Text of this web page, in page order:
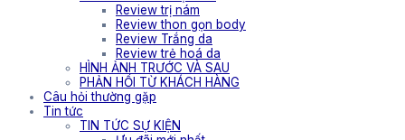
Review trị nám
Review thon gọn body
Review Trắng da
Review trẻ hoá da
HÌNH ẢNH TRƯỚC VÀ SAU
PHẢN HỒI TỪ KHÁCH HÀNG
Câu hỏi thường gặp
Tin tức
TIN TỨC SỰ KIỆN